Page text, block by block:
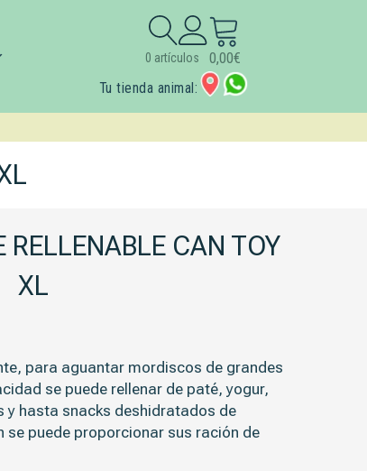
Tu tienda animal:
Buscar:
0,00€
0 artículos
RELLENABLE CAN TOY
XL
para aguantar mordiscos de grandes
se puede rellenar de paté, yogur,
y hasta snacks deshidratados de
puede proporcionar sus ración de